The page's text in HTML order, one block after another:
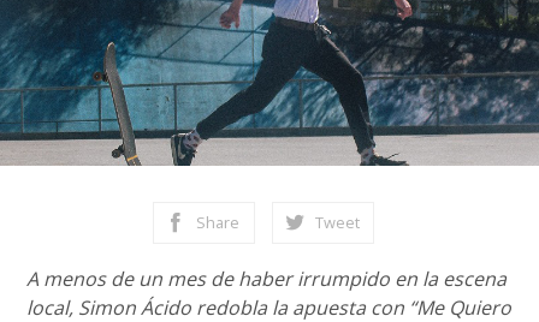
Share Tweet
A menos de un mes de haber irrumpido en la escena
local, Simon Ácido redobla la apuesta con “Me Quiero